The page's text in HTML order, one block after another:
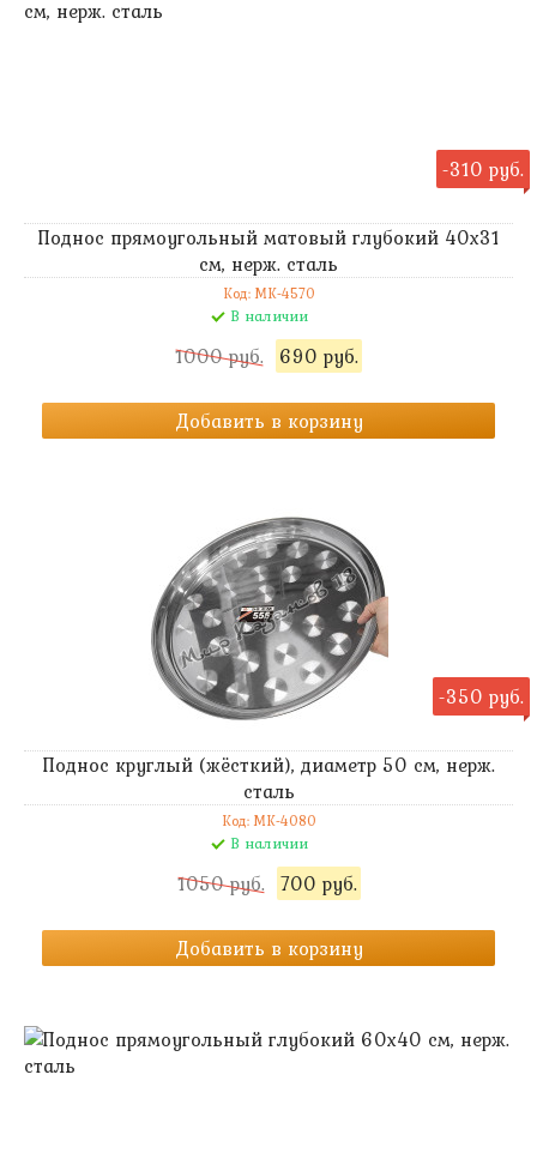
-310 руб.
Поднос прямоугольный матовый глубокий 40х31
см, нерж. сталь
Код: MK-4570
В наличии
1000 руб. 690 руб.
Добавить в корзину
-350 руб.
Поднос круглый (жёсткий), диаметр 50 см, нерж.
сталь
Код: MK-4080
В наличии
1050 руб. 700 руб.
Добавить в корзину